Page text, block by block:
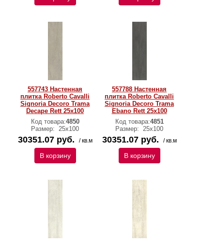
557743 Настенная
плитка Roberto Cavalli
Signoria Decoro Trama
Decape Rett 25x100
Код товара:4850
Размер: 25x100
30351.07 руб. / кв.м
В корзину
557788 Настенная
плитка Roberto Cavalli
Signoria Decoro Trama
Ebano Rett 25x100
Код товара:4851
Размер: 25x100
30351.07 руб. / кв.м
В корзину